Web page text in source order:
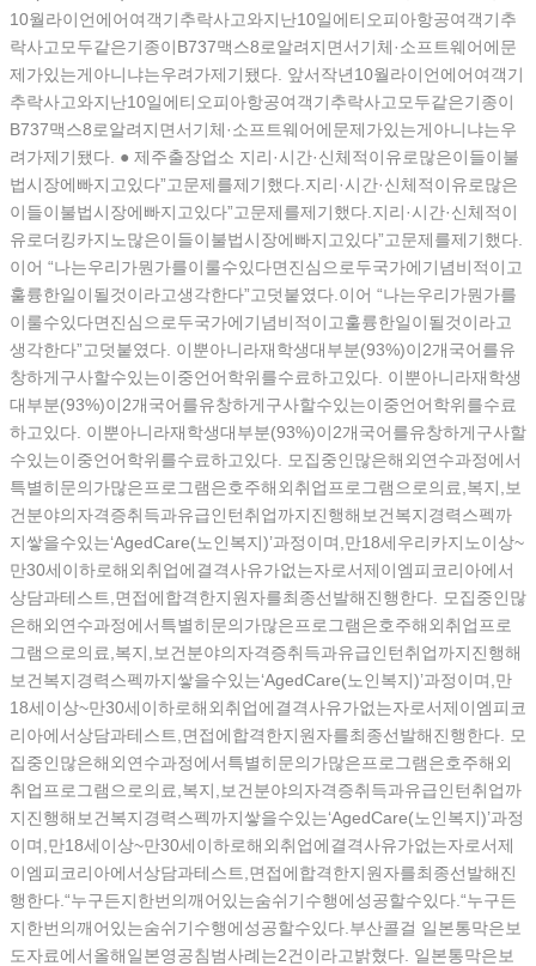
10월라이언에어여객기추락사고와지난10일에티오피아항공여객기추
락사고모두같은기종이B737맥스8로알려지면서기체·소프트웨어에문
제가있는게아니냐는우려가제기됐다. 앞서작년10월라이언에어여객기
추락사고와지난10일에티오피아항공여객기추락사고모두같은기종이
B737맥스8로알려지면서기체·소프트웨어에문제가있는게아니냐는우
려가제기됐다. ● 제주출장업소 지리·시간·신체적이유로많은이들이불
법시장에빠지고있다”고문제를제기했다.지리·시간·신체적이유로많은
이들이불법시장에빠지고있다”고문제를제기했다.지리·시간·신체적이
유로더킹카지노많은이들이불법시장에빠지고있다”고문제를제기했다.
이어 “나는우리가뭔가를이룰수있다면진심으로두국가에기념비적이고
훌륭한일이될것이라고생각한다”고덧붙였다.이어 “나는우리가뭔가를
이룰수있다면진심으로두국가에기념비적이고훌륭한일이될것이라고
생각한다”고덧붙였다. 이뿐아니라재학생대부분(93%)이2개국어를유
창하게구사할수있는이중언어학위를수료하고있다. 이뿐아니라재학생
대부분(93%)이2개국어를유창하게구사할수있는이중언어학위를수료
하고있다. 이뿐아니라재학생대부분(93%)이2개국어를유창하게구사할
수있는이중언어학위를수료하고있다. 모집중인많은해외연수과정에서
특별히문의가많은프로그램은호주해외취업프로그램으로의료,복지,보
건분야의자격증취득과유급인턴취업까지진행해보건복지경력스펙까
지쌓을수있는‘AgedCare(노인복지)’과정이며,만18세우리카지노이상~
만30세이하로해외취업에결격사유가없는자로서제이엠피코리아에서
상담과테스트,면접에합격한지원자를최종선발해진행한다. 모집중인많
은해외연수과정에서특별히문의가많은프로그램은호주해외취업프로
그램으로의료,복지,보건분야의자격증취득과유급인턴취업까지진행해
보건복지경력스펙까지쌓을수있는‘AgedCare(노인복지)’과정이며,만
18세이상~만30세이하로해외취업에결격사유가없는자로서제이엠피코
리아에서상담과테스트,면접에합격한지원자를최종선발해진행한다. 모
집중인많은해외연수과정에서특별히문의가많은프로그램은호주해외
취업프로그램으로의료,복지,보건분야의자격증취득과유급인턴취업까
지진행해보건복지경력스펙까지쌓을수있는‘AgedCare(노인복지)’과정
이며,만18세이상~만30세이하로해외취업에결격사유가없는자로서제
이엠피코리아에서상담과테스트,면접에합격한지원자를최종선발해진
행한다.“누구든지한번의깨어있는숨쉬기수행에성공할수있다.“누구든
지한번의깨어있는숨쉬기수행에성공할수있다.부산콜걸 일본통막은보
도자료에서올해일본영공침범사례는2건이라고밝혔다. 일본통막은보